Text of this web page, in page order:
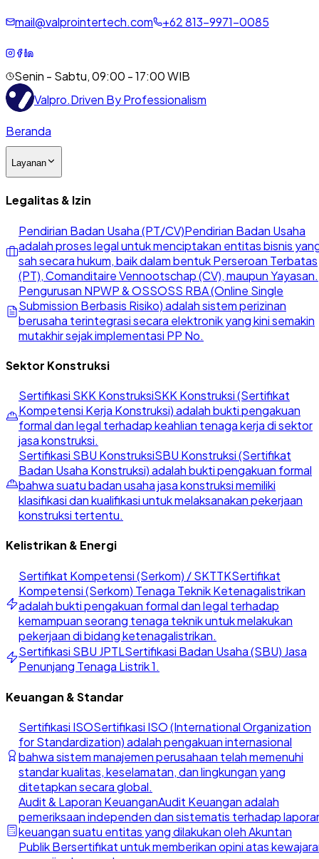
mail@valprointertech.com +62813-9971-0085
Senin - Sabtu, 09:00 - 17:00 WIB
Valpro.Driven By Professionalism
Beranda
Layanan
Legalitas & Izin
Pendirian Badan Usaha (PT/CV)Pendirian Badan Usaha
adalah proses legal untuk menciptakan entitas bisnis
sah secara hukum, baik dalam bentuk Perseroan Terbatas
(PT), Comanditaire Vennootschap (CV), maupun Yayasan.
Pengurusan NPWP & OSSOSS RBA (Online Single
Submission Berbasis Risiko) adalah sistem perizinan
berusaha terintegrasi secara elektronik yang kini semakin
mutakhir sejak implementasi PP No.
Sektor Konstruksi
Sertifikasi SKK KonstruksiSKK Konstruksi (Sertifikat
Kompetensi Kerja Konstruksi) adalah bukti pengakuan
formal dan legal terhadap keahlian tenaga kerja di sektor
jasa konstruksi.
Sertifikasi SBU KonstruksiSBU Konstruksi (Sertifikat
Badan Usaha Konstruksi) adalah bukti pengakuan formal
bahwa suatu badan usaha jasa konstruksi memiliki
klasifikasi dan kualifikasi untuk melaksanakan pekerjaan
konstruksi tertentu.
Kelistrikan & Energi
Sertifikat Kompetensi (Serkom) / SKTTKSertifikat
Kompetensi (Serkom) Tenaga Teknik Ketenagalistrikan
adalah bukti pengakuan formal dan legal terhadap
kemampuan seorang tenaga teknik untuk melakukan
pekerjaan di bidang ketenagalistrikan.
Sertifikasi SBU JPTLSertifikasi Badan Usaha (SBU) Jasa
Penunjang Tenaga Listrik 1.
Keuangan & Standar
Sertifikasi ISOSertifikasi ISO (International Organization
for Standardization) adalah pengakuan internasional
bahwa sistem manajemen perusahaan telah memenuhi
standar kualitas, keselamatan, dan lingkungan yang
ditetapkan secara global.
Audit & Laporan KeuanganAudit Keuangan adalah
pemeriksaan independen dan sistematis terhadap
keuangan suatu entitas yang dilakukan oleh Akuntan
Publik Bersertifikat untuk memberikan opini atas